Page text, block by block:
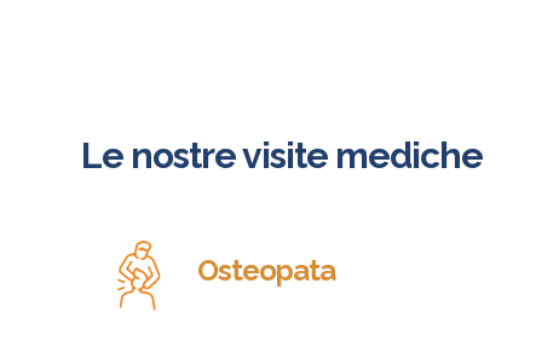
Le nostre visite mediche
Osteopata